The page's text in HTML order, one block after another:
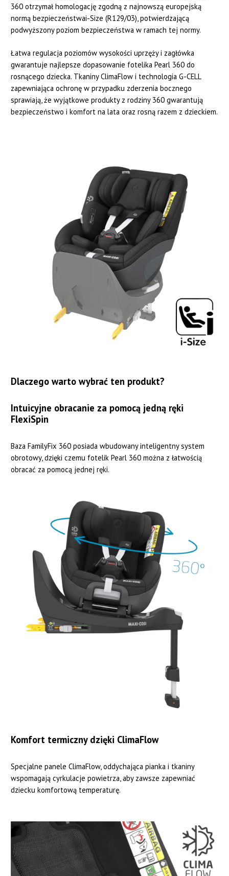
360 otrzymał homologację zgodną z najnowszą europejską
normą bezpieczeństwai-Size (R129/03), potwierdzającą
podwyższony poziom bezpieczeństwa w ramach tej normy.
Łatwa regulacja poziomów wysokości uprzęży i zagłówka
gwarantuje najlepsze dopasowanie fotelika Pearl 360 do
rosnącego dziecka. Tkaniny ClimaFlow i technologia G-CELL
zapewniająca ochronę w przypadku zderzenia bocznego
sprawiają, że wyjątkowe produkty z rodziny 360 gwarantują
bezpieczeństwo i komfort na lata oraz rosną razem z dzieckiem.
Dlaczego warto wybrać ten produkt?
Intuicyjne obracanie za pomocą jedną ręki
FlexiSpin
Baza FamilyFix 360 posiada wbudowany inteligentny system
obrotowy, dzięki czemu fotelik Pearl 360 można z łatwością
obracać za pomocą jednej ręki.
Komfort termiczny dzięki ClimaFlow
Specjalne panele ClimaFlow, oddychająca pianka i tkaniny
wspomagają cyrkulacje powietrza, aby zawsze zapewniać
dziecku komfortową temperaturę.